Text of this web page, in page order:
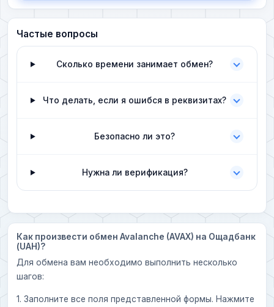
Частые вопросы
Сколько времени занимает обмен?
Что делать, если я ошибся в реквизитах?
Безопасно ли это?
Нужна ли верификация?
Как произвести обмен Avalanche (AVAX) на Ощадбанк
(UAH)?
Для обмена вам необходимо выполнить несколько
шагов:
1. Заполните все поля представленной формы. Нажмите